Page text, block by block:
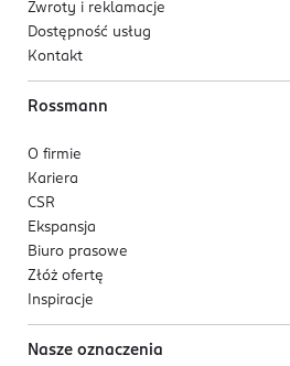
Zwroty i reklamacje
Dostępność usług
Kontakt
Rossmann
O firmie
Kariera
CSR
Ekspansja
Biuro prasowe
Złóż ofertę
Inspiracje
Nasze oznaczenia